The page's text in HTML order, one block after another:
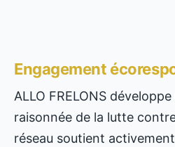
Engagement
ALLO FRELONS
raisonnée de la lutte
réseau soutient